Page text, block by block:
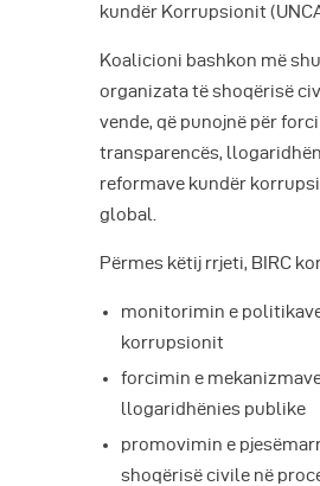
kundër Korrupsionit
Koalicioni bashkon më
organizata të shoqërisë
vende, që punojnë për
transparencës,
reformave kundër
global.
Përmes këtij rrjeti, BIRC
monitorimin e
korrupsionit
forcimin e
llogaridhënies publike
promovimin e
shoqërisë civile në